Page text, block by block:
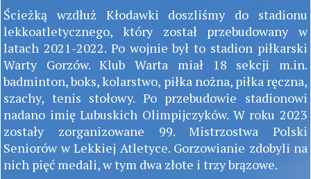
Ścieżką wzdłuż Kłodawki doszliśmy do stadionu
lekkoatletycznego, który został przebudowany w
latach 2021-2022. Po wojnie był to stadion piłkarski
Warty Gorzów. Klub Warta miał 18 sekcji m.in.
badminton, boks, kolarstwo, piłka nożna, piłka ręczna,
szachy, tenis stołowy. Po przebudowie stadionowi
nadano imię Lubuskich Olimpijczyków. W roku 2023
zostały zorganizowane 99. Mistrzostwa Polski
Seniorów w Lekkiej Atletyce. Gorzowianie zdobyli na
nich pięć medali, w tym dwa złote i trzy brązowe.